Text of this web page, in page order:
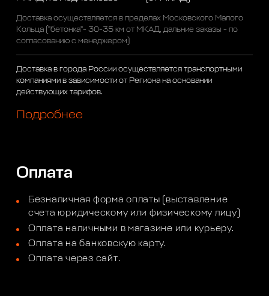
Доставка осуществляется в пределах Московского Малого
Кольца ("бетонка"- 30-35 км от МКАД, дальние заказы - по
согласованию с менеджером)
Доставка в города России осуществляется транспортными
компаниями в зависимости от Региона на основании
действующих тарифов.
Подробнее
Оплата
Безналичная форма оплаты (выставление
счета юридическому или физическому лицу)
Оплата наличными в магазине или курьеру.
Оплата на банковскую карту.
Оплата через сайт.